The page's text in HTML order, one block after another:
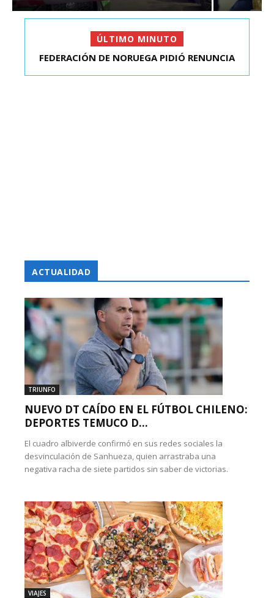
ÚLTIMO MINUTO
IPC DE JULIO SUBIÓ 0,1% EN JULIO: BAJA EN
FEDERACIÓN DE NORUEGA PIDIÓ RENUNCIA
ACTUALIDAD
TRIUNFO
NUEVO DT CAÍDO EN EL FÚTBOL CHILENO:
DEPORTES TEMUCO D...
El cuadro albiverde confirmó en sus redes sociales la
desvinculación de Sanhueza, quien arrastraba una
negativa racha de siete partidos sin saber de victorias.
VIAJES